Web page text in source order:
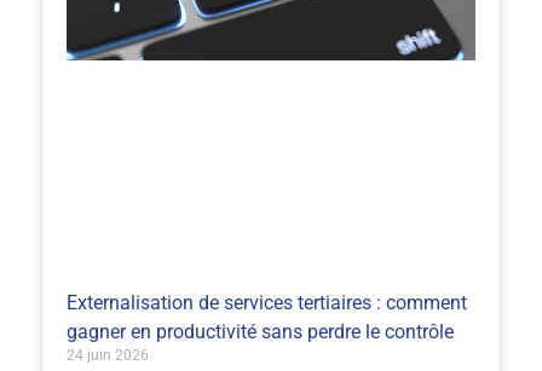
Externalisation de services tertiaires : comment
gagner en productivité sans perdre le contrôle
24 juin 2026